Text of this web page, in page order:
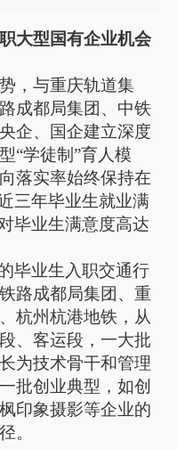
大型国有企业机会
，与重庆轨道集
成都局集团、中铁
企、国企建立深度
“学徒制”育人模
落实率始终保持在
三年毕业生就业满
毕业生满意度高达
毕业生入职交通行
路成都局集团、重
杭州杭港地铁，从
、客运段，一大批
为技术骨干和管理
批创业典型，如创
印象摄影等企业的
。